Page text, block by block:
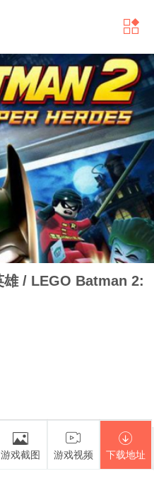
雄 / LEGO Batman 2:
游戏截图 游戏视频 下载地址